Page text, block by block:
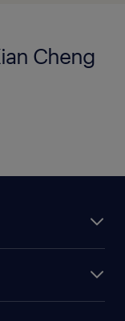
Cheng